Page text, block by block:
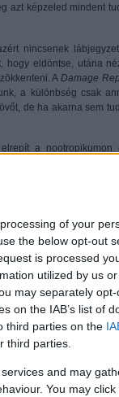
of your
the below opt-out
is processed
utilized by us
may separately
on the IAB’s list of
third parties on the
third parties.
and may
You may
azt képzeled mindent
nincsenek
hogy eldöntse, utána
A Damage
a különbség csak
de ha akarna sem
a nootropikumon
fikció, ezért nem is
hírlevelekre iratkozol
fordulópontnál
Irodalmi
vagy kacsintunk össze
rémálom ez, jövünk
orrunk alá igenis
görnyedésekbe